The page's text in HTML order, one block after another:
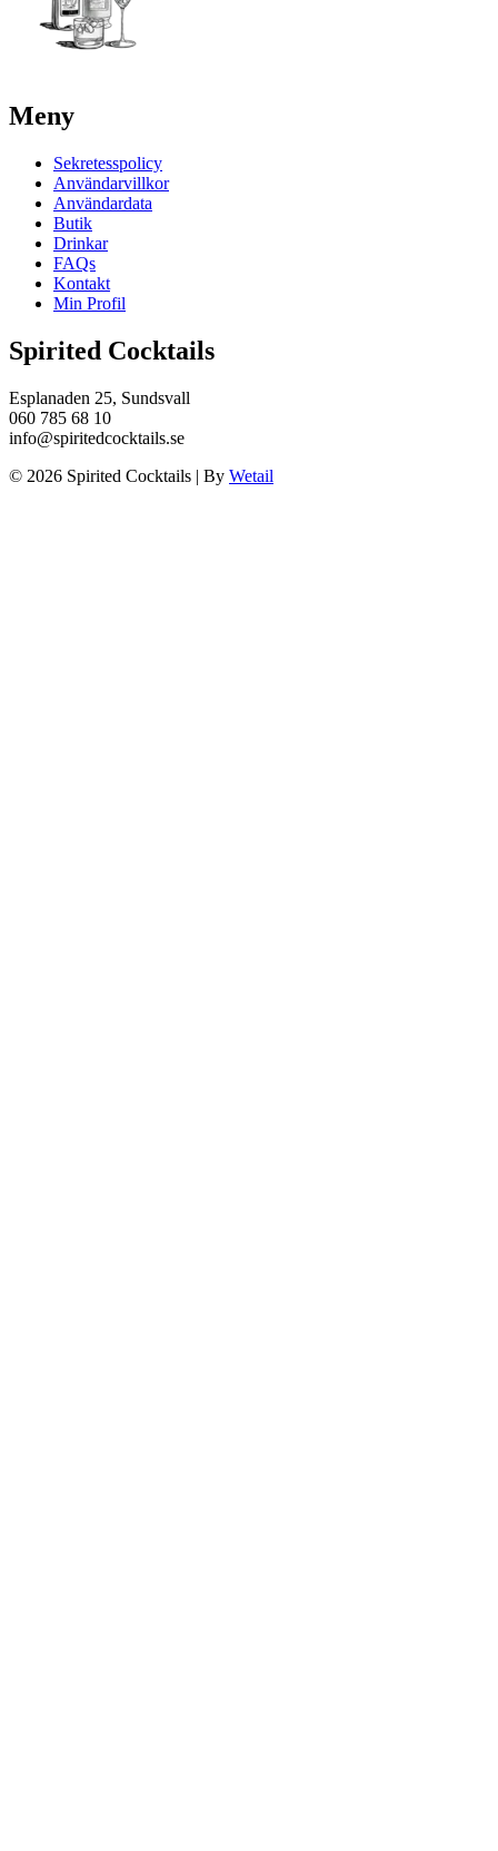
Meny
Sekretesspolicy
Användarvillkor
Användardata
Butik
Drinkar
FAQs
Kontakt
Min Profil
Spirited Cocktails
Esplanaden 25, Sundsvall
060 785 68 10
info@spiritedcocktails.se
© 2026 Spirited Cocktails | By Wetail